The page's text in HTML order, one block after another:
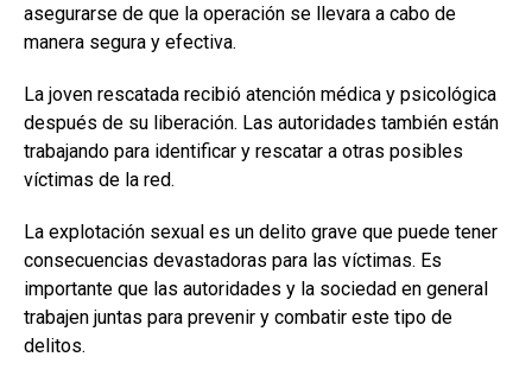
asegurarse de que la operación se llevara a cabo de
manera segura y efectiva.
La joven rescatada recibió atención médica y psicológica
después de su liberación. Las autoridades también están
trabajando para identificar y rescatar a otras posibles
víctimas de la red.
La explotación sexual es un delito grave que puede tener
consecuencias devastadoras para las víctimas. Es
importante que las autoridades y la sociedad en general
trabajen juntas para prevenir y combatir este tipo de
delitos.